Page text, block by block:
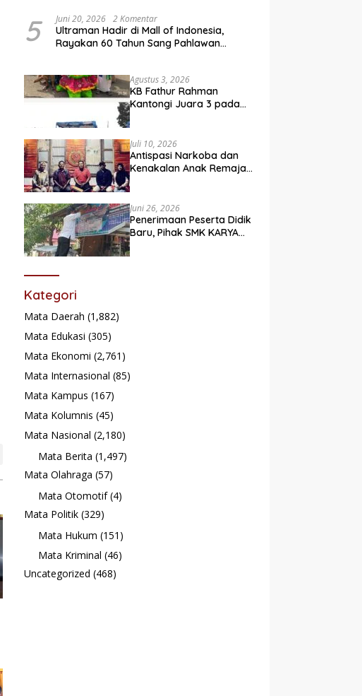
5 Juni 20, 2026 2 Komentar
Ultraman Hadir di Mall of Indonesia,
Rayakan 60 Tahun Sang Pahlawan
Agustus 3, 2026
KB Fathur Rahman
Kantongi Juara 3 pada
Juli 10, 2026
Antispasi Narkoba dan
Kenakalan Anak Remaja,
Surau
Juni 26, 2026
Penerimaan Peserta Didik
Baru, Pihak SMK KARYA
Kategori
Mata Daerah (1,882)
Mata Edukasi (305)
Mata Ekonomi (2,761)
Mata Internasional (85)
Mata Kampus (167)
Mata Kolumnis (45)
Mata Nasional (2,180)
Mata Berita (1,497)
Mata Olahraga (57)
Mata Otomotif(4)
Mata Politik (329)
Mata Hukum (151)
Mata Kriminal (46)
Uncategorized (468)